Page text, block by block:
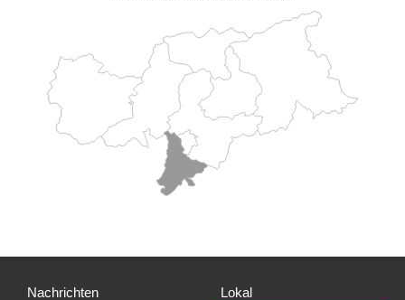
Nachrichten Lokal